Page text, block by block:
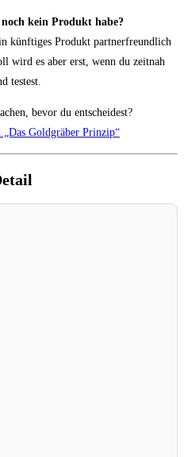
kein Produkt habe?
künftiges Produkt partnerfreundlich
wird es aber erst, wenn du zeitnah
testest.
bevor du entscheidest?
Goldgräber Prinzip“